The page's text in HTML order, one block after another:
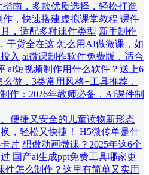
南，多款优质选择，轻松打造
，快速搭建虚拟课堂教程 课件
，适配多种课件类型 新手制作
干货全在这 怎么用AI做微课，如
入 ai微课制作软件免费版，适合
ai短视频制作用什么软件？送上6
做，3类常用风格+工具推荐，
作：2026年教师必备，AI课件制
便捷又安全的儿童读物新形态
，轻松又快捷！
H5微传单是什
片 想做动画微课？2025年这6个
国产ai生成ppt免费工具哪家更
件怎么制作？这里有简单又实用